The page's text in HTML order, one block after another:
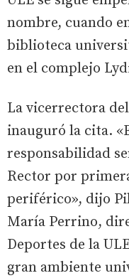
nombre, cuando
biblioteca
en el complejo
La vicerrectora
inauguró la cita.
responsabilidad
Rector por
periférico», dijo
María Perrino,
Deportes de la
gran ambiente